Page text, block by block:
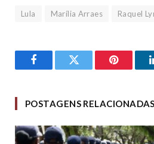
Lula Marília Arraes Raquel
FacebookTwitter Pinterest
POSTAGENS RELACIONADAS